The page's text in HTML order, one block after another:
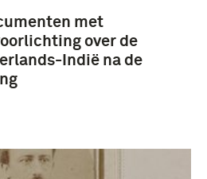
met
over de
Indië na de